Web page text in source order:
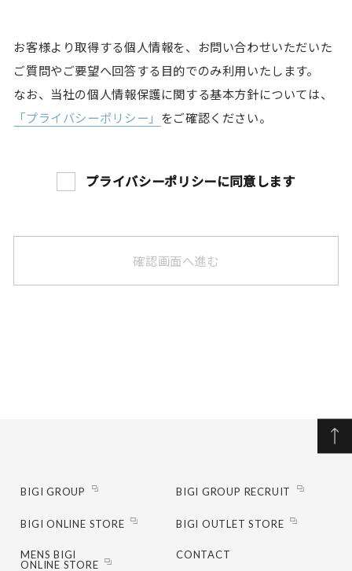
お客様より取得する個人情報を、お問い合わせいただいた
ご質問やご要望へ回答する目的でのみ利用いたします。
なお、当社の個人情報保護に関する基本方針については、
「プライバシーポリシー」 をご確認ください。
プライバシーポリシーに同意します
BIGI GROUP BIGI GROUP RECRUIT
BIGI ONLINE STORE BIGI OUTLET STORE
MENS BIGI
ONLINE STORE
CONTACT